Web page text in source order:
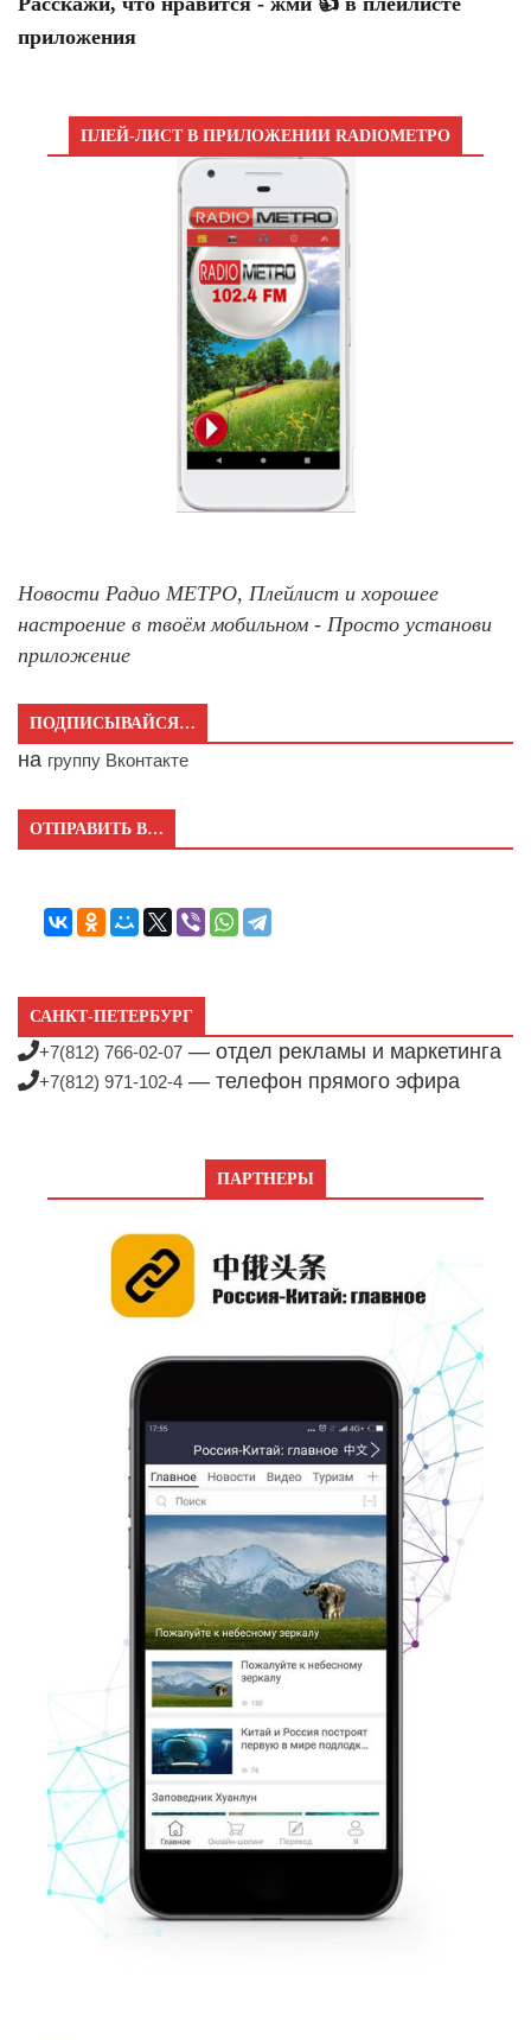
приложения
ПЛЕЙ-ЛИСТ В ПРИЛОЖЕНИИ RADIOМЕТРО
Новости Радио МЕТРО, Плейлист и хорошее
настроение в твоём мобильном - Просто установи
приложение
ПОДПИСЫВАЙСЯ…
на группу Вконтакте
ОТПРАВИТЬ В…
САНКТ-ПЕТЕРБУРГ
+7(812) 766-02-07 — отдел рекламы и маркетинга
+7(812) 971-102-4 — телефон прямого эфира
ПАРТНЕРЫ